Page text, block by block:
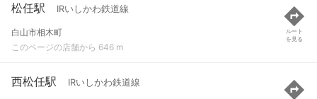
松任駅 IRいしかわ鉄道線
白山市相木町
このページの店舗から 646 m
ルート
を見る
西松任駅 IRいしかわ鉄道線